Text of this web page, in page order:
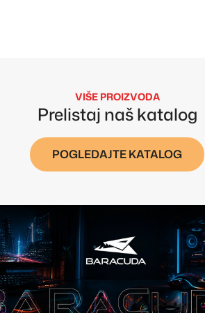
VIŠE PROIZVODA
Prelistaj naš katalog
POGLEDAJTE KATALOG